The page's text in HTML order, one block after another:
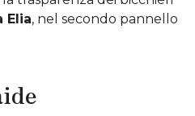
Elia, nel secondo pannello